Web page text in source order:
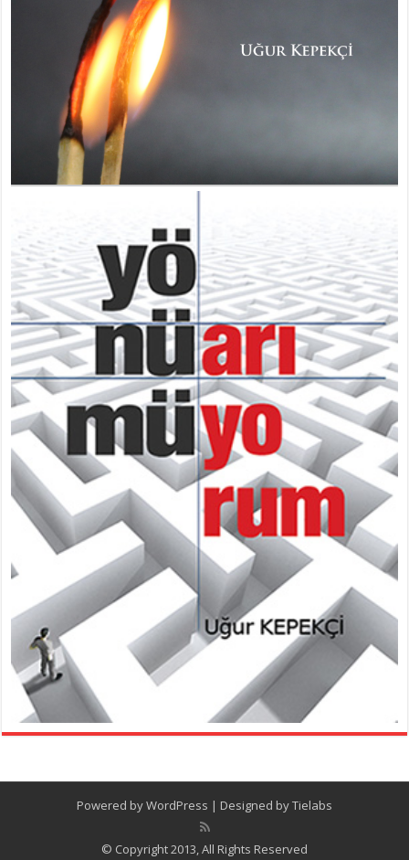
Powered byWordPress | Designed byTielabs
© Copyright 2013, All Rights Reserved